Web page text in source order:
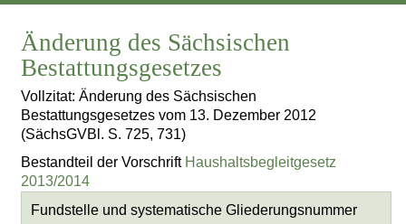
Änderung des Sächsischen
Bestattungsgesetzes
Vollzitat: Änderung des Sächsischen
Bestattungsgesetzes vom 13. Dezember 2012
(SächsGVBl. S. 725, 731)
Bestandteil der Vorschrift Haushaltsbegleitgesetz
2013/2014
Fundstelle und systematische Gliederungsnummer